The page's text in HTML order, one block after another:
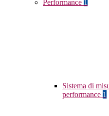
Performance 1
Sistema di
performance 1